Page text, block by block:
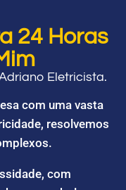
24 Horas
Eletricista.
com uma vasta
resolvemos
com